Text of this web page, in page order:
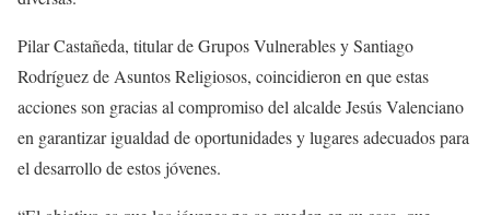
Pilar Castañeda, titular de Grupos Vulnerables y Santiago
Rodríguez de Asuntos Religiosos, coincidieron en que estas
acciones son gracias al compromiso del alcalde Jesús Valenciano
en garantizar igualdad de oportunidades y lugares adecuados para
el desarrollo de estos jóvenes.